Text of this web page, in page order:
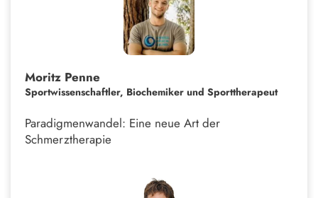
Moritz Penne
Sportwissenschaftler, Biochemiker und Sporttherapeut
Paradigmenwandel: Eine neue Art der
Schmerztherapie